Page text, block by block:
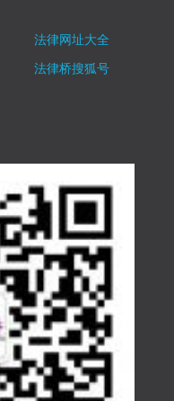
法律网址大全
法律桥搜狐号